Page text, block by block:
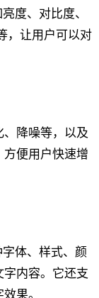
度、对比度、
，让用户可以对
降噪等，以及
便用户快速增
体、样式、颜
内容。它还支
果。